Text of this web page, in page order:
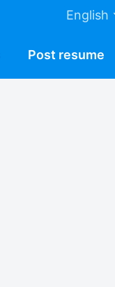
English
Post resume